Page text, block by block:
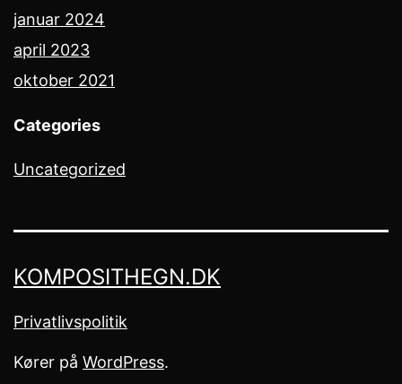
januar 2024
april 2023
oktober 2021
Categories
Uncategorized
KOMPOSITHEGN.DK
Privatlivspolitik
Kører på WordPress.